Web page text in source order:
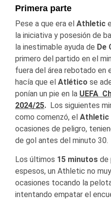
Primera parte
Pese a que era el Athletic
la iniciativa y posesión de
la inestimable ayuda de De
primero del partido en el
fuera del área rebotado en
hacía que el Atlético se
ponían un pie en la UEFA
2024/25. Los siguientes
como comenzó, el Athletic
ocasiones de peligro,
de gol antes del minuto 30.
Los últimos 15 minutos de
espesos, un Athletic no
ocasiones tocando la
intentando empatar el